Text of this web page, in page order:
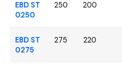
EBD ST
0250
250 200
EBD ST
0275
275 220